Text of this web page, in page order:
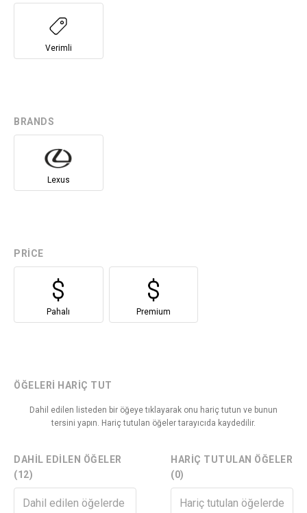
Verimli
BRANDS
Lexus
PRICE
Pahalı Premium
ÖĞELERI HARIÇ TUT
Dahil edilen listeden bir öğeye tıklayarak onu hariç tutun ve bunun
tersini yapın. Hariç tutulan öğeler tarayıcıda kaydedilir.
DAHIL EDILEN ÖĞELER
(12)
HARIÇ TUTULAN ÖĞELER
(0)